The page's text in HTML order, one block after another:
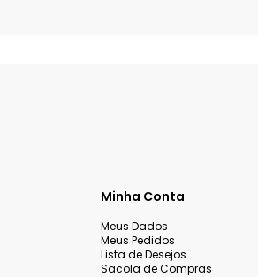
Minha Conta
Meus Dados
Meus Pedidos
Lista de Desejos
Sacola de Compras